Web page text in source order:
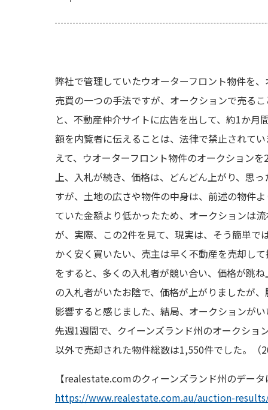
弊社で管理していたウオーターフロント物件を
売買の一つの手法ですが、オークションで売る
と、不動産仲介サイトに広告を出して、約1か
額を内覧者に伝えることは、法律で禁止されて
えて、ウオーターフロント物件のオークション
上、入札が続き、価格は、どんどん上がり、思
すが、土地の広さや物件の中身は、前述の物件
ていた金額より低かったため、オークションは
が、実際、この2件を見て、現実は、そう簡単
かく安く買いたい、売主は早く不動産を売却し
をすると、多くの入札者が競い合い、価格が跳
の入札者がいたお陰で、価格が上がりましたが
影響すると感じました、結局、オークションが
先週1週間で、クイーンズランド州のオークシ
以外で売却された物件総数は1,550件でした。
【realestate.comのクィーンズランド州のデ
https://www.realestate.com.au/auction-